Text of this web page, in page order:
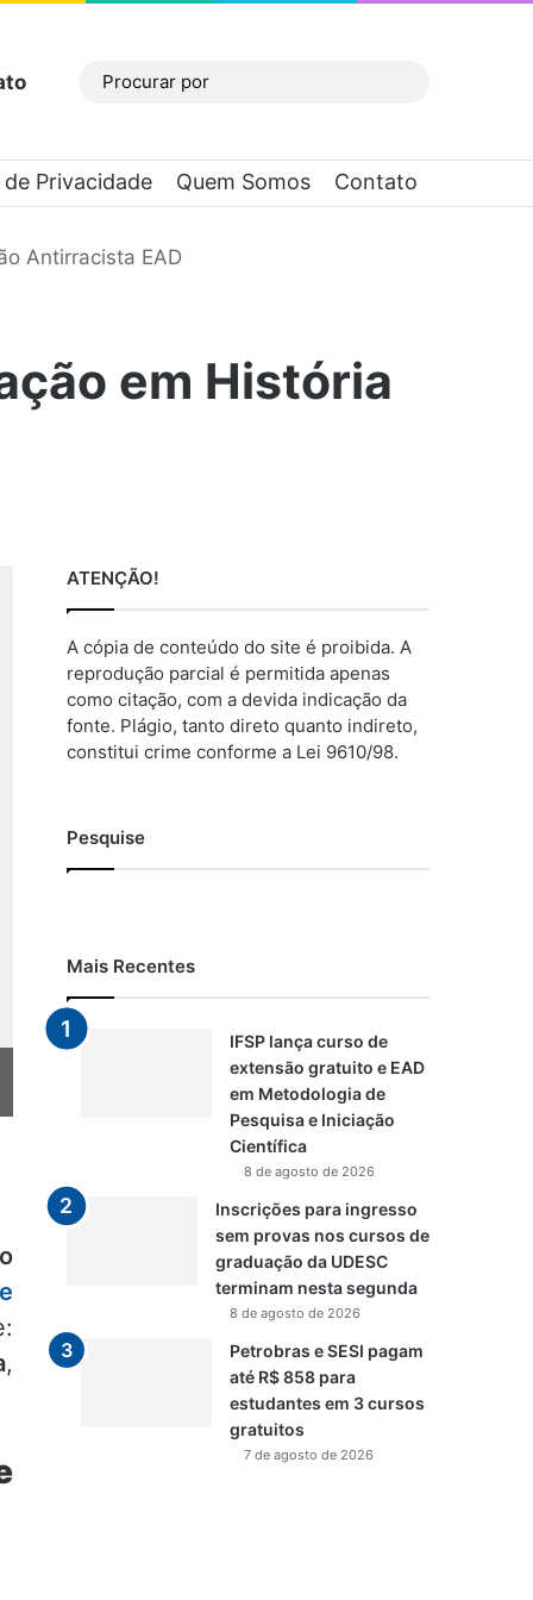
Barra Lateral
Privacidade Quem Somos Contato
Antirracista EAD
em História
,
ATENÇÃO!
A cópia de conteúdo do site é proibida. A
reprodução parcial é permitida apenas
como citação, com a devida indicação da
fonte. Plágio, tanto direto quanto indireto,
constitui crime conforme a Lei 9610/98.
Pesquise
Mais Recentes
IFSP lança curso de
extensão gratuito e EAD
em Metodologia de
Pesquisa e Iniciação
Científica
8 de agosto de 2026
Inscrições para ingresso
sem provas nos cursos de
graduação da UDESC
terminam nesta segunda
8 de agosto de 2026
Petrobras e SESI pagam
até R$ 858 para
estudantes em 3 cursos
gratuitos
7 de agosto de 2026